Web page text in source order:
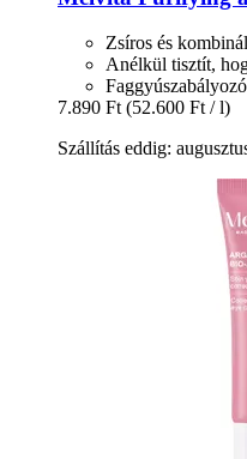
Zsíros és
Anélkül tisztít,
7.890 Ft (52.600 Ft / l)
Szállítás eddig: